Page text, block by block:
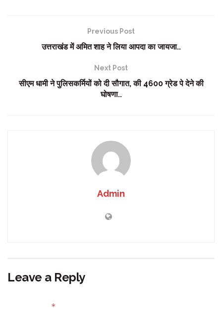
Previous Post
उत्तराखंड में अमित शाह ने लिया आपदा का जायजा..
Next Post
सीएम धामी ने पुलिसकर्मियों को दी सौगात, की 4600 ग्रेड पे देने की
घोषणा..
Admin
Leave a Reply
*